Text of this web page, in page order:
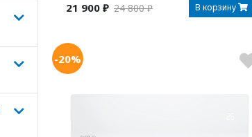
21 900 ₽ 24 800 ₽ В корзину
-20%